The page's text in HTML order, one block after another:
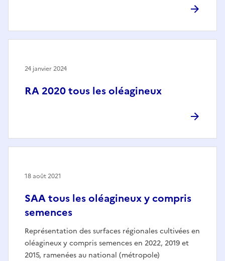
RA 2020 tous les oléagineux
24 janvier 2024
SAA tous les oléagineux y compris
semences
Représentation des surfaces régionales cultivées en
oléagineux y compris semences en 2022, 2019 et
2015, ramenées au national (métropole)
18 août 2021